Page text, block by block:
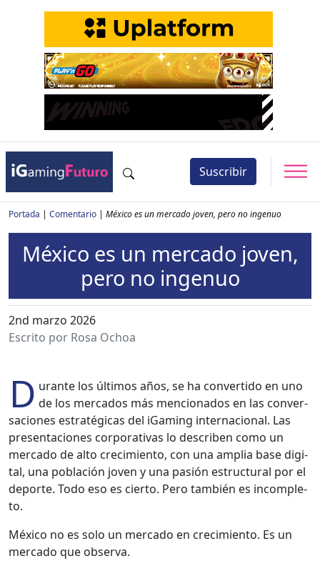
Suscribir
Portada | Comentario | México es un mercado joven, pero no ingenuo
México es un mercado joven,
pero no ingenuo
2nd marzo 2026
Escrito por Rosa Ochoa
D urante los últi­mos años, se ha con­ver­tido en uno
de los mer­ca­dos más men­ciona­dos en las con­ver­
sa­ciones estratég­i­cas del iGam­ing inter­na­cional. Las
pre­senta­ciones cor­po­ra­ti­vas lo describen como un
mer­ca­do de alto crec­imien­to, con una amplia base dig­i­
tal, una población joven y una pasión estruc­tur­al por el
deporte. Todo eso es cier­to. Pero tam­bién es incom­ple­
to.
Méx­i­co no es solo un mer­ca­do en crec­imien­to. Es un
mer­ca­do que obser­va.